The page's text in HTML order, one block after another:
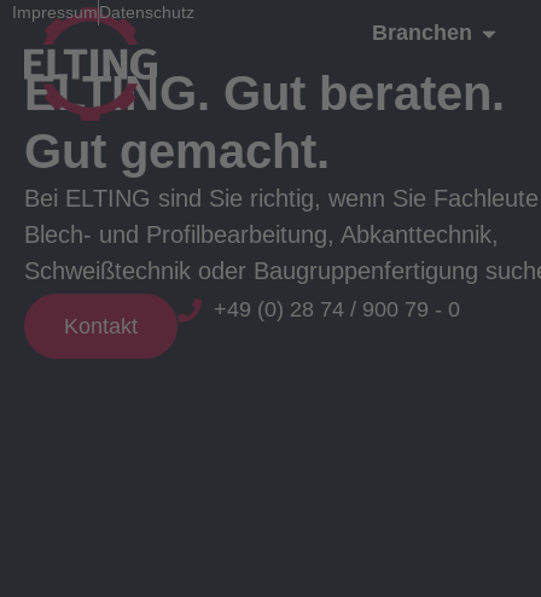
ImpressumDatenschutz
Branchen
ELTING. Gut beraten.
Gut gemacht.
Bei ELTING sind Sie richtig, wenn Sie
Blech- und Profilbearbeitung, Abkanttechnik,
Schweißtechnik oder Baugruppenfertigung
Kontakt
+49 (0) 28 74 / 900 79 - 0